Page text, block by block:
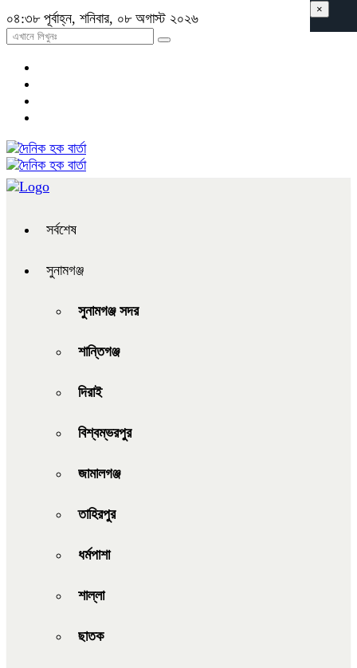
০৪:৩৮ পূর্বাহ্ন, শনিবার, ০৮ অগাস্ট ২০২৬
সর্বশেষ
সুনামগঞ্জ
সুনামগঞ্জ সদর
শান্তিগঞ্জ
দিরাই
বিশ্বম্ভরপুর
জামালগঞ্জ
তাহিরপুর
ধর্মপাশা
শাল্লা
ছাতক
×